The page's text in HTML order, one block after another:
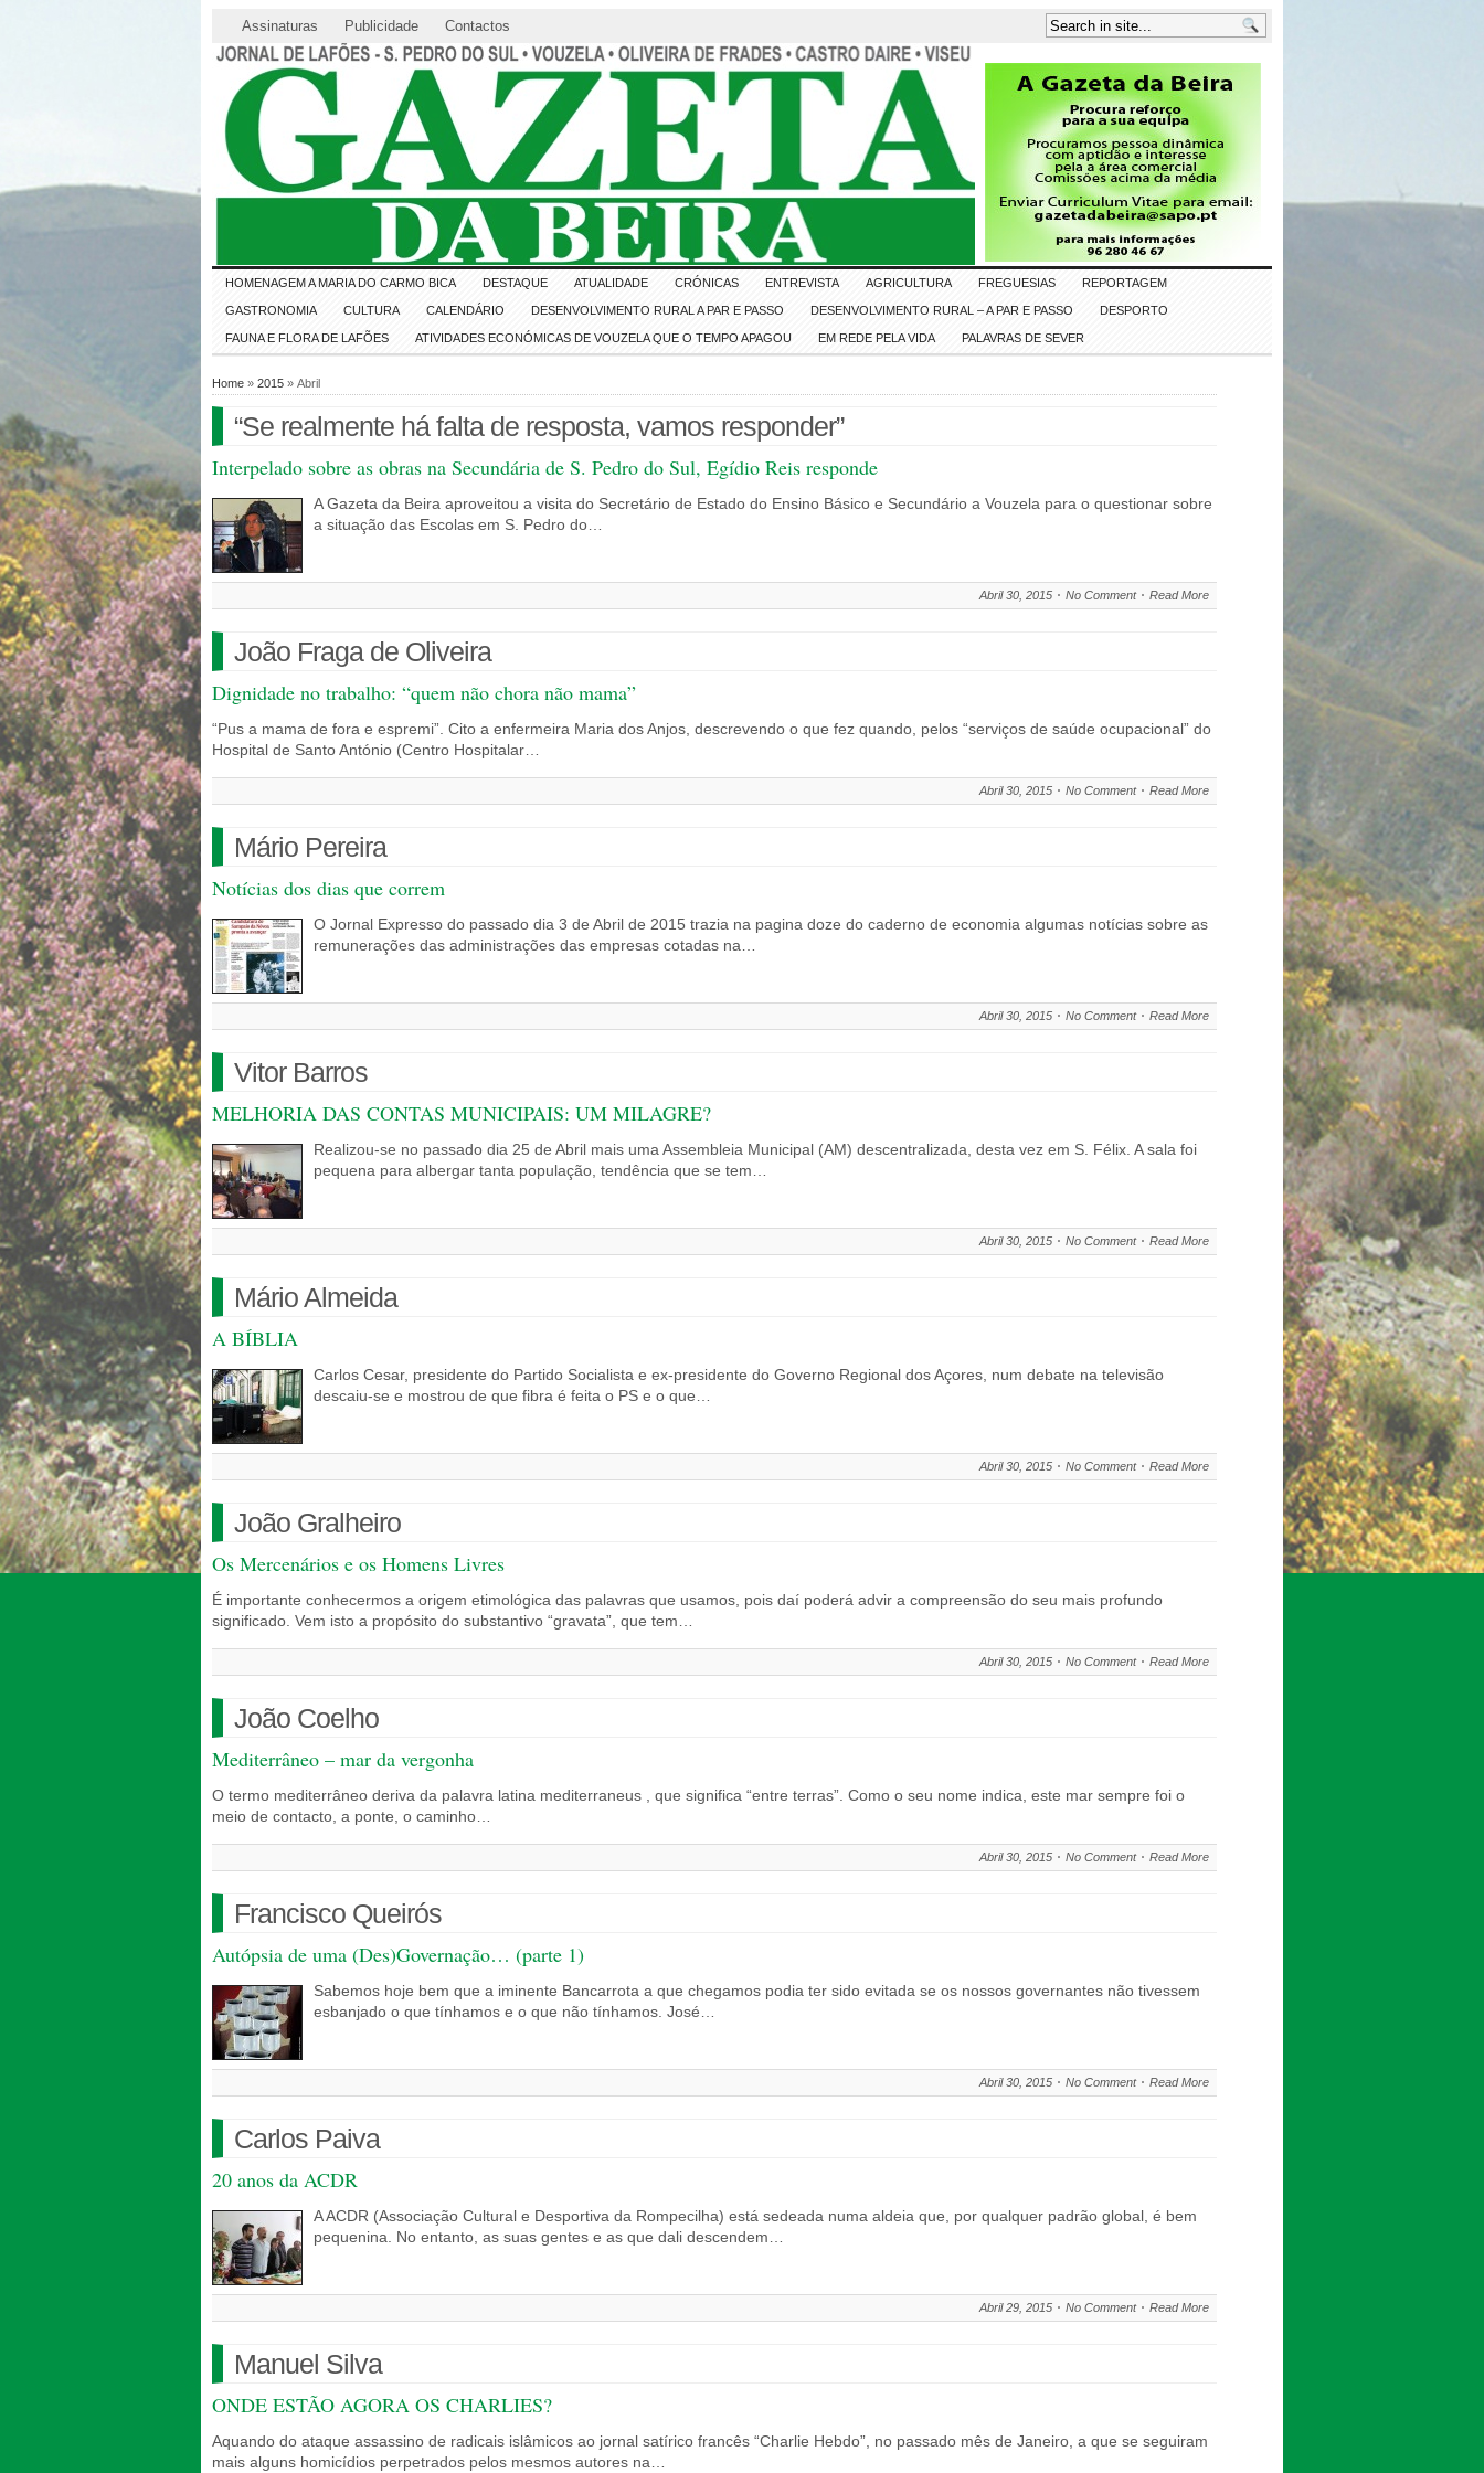
Assinaturas Publicidade Contactos
HOMENAGEM A MARIA DO CARMO BICA DESTAQUE ATUALIDADE CRÓNICAS ENTREVISTA AGRICULTURA FREGUESIAS REPORTAGEM
GASTRONOMIA CULTURA CALENDÁRIO DESENVOLVIMENTO RURAL A PAR E PASSO DESENVOLVIMENTO RURAL – A PAR E PASSO DESPORTO
FAUNA E FLORA DE LAFÕES ATIVIDADES ECONÓMICAS DE VOUZELA QUE O TEMPO APAGOU EM REDE PELA VIDA PALAVRAS DE SEVER
Home » 2015 » Abril
“Se realmente há falta de resposta, vamos responder”
Interpelado sobre as obras na Secundária de S. Pedro do Sul, Egídio Reis responde
A Gazeta da Beira aproveitou a visita do Secretário de Estado do Ensino Básico e Secundário a Vouzela para o questionar sobre
a situação das Escolas em S. Pedro do…
Abril 30, 2015 No Comment Read More
João Fraga de Oliveira
Dignidade no trabalho: “quem não chora não mama”
“Pus a mama de fora e espremi”. Cito a enfermeira Maria dos Anjos, descrevendo o que fez quando, pelos “serviços de saúde ocupacional” do
Hospital de Santo António (Centro Hospitalar…
Abril 30, 2015 No Comment Read More
Mário Pereira
Notícias dos dias que correm
O Jornal Expresso do passado dia 3 de Abril de 2015 trazia na pagina doze do caderno de economia algumas notícias sobre as
remunerações das administrações das empresas cotadas na…
Abril 30, 2015 No Comment Read More
Vitor Barros
MELHORIA DAS CONTAS MUNICIPAIS: UM MILAGRE?
Realizou-se no passado dia 25 de Abril mais uma Assembleia Municipal (AM) descentralizada, desta vez em S. Félix. A sala foi
pequena para albergar tanta população, tendência que se tem…
Abril 30, 2015 No Comment Read More
Mário Almeida
A BÍBLIA
Carlos Cesar, presidente do Partido Socialista e ex-presidente do Governo Regional dos Açores, num debate na televisão
descaiu-se e mostrou de que fibra é feita o PS e o que…
Abril 30, 2015 No Comment Read More
João Gralheiro
Os Mercenários e os Homens Livres
É importante conhecermos a origem etimológica das palavras que usamos, pois daí poderá advir a compreensão do seu mais profundo
significado. Vem isto a propósito do substantivo “gravata”, que tem…
Abril 30, 2015 No Comment Read More
João Coelho
Mediterrâneo – mar da vergonha
O termo mediterrâneo deriva da palavra latina mediterraneus , que significa “entre terras”. Como o seu nome indica, este mar sempre foi o
meio de contacto, a ponte, o caminho…
Abril 30, 2015 No Comment Read More
Francisco Queirós
Autópsia de uma (Des)Governação… (parte 1)
Sabemos hoje bem que a iminente Bancarrota a que chegamos podia ter sido evitada se os nossos governantes não tivessem
esbanjado o que tínhamos e o que não tínhamos. José…
Abril 30, 2015 No Comment Read More
Carlos Paiva
20 anos da ACDR
A ACDR (Associação Cultural e Desportiva da Rompecilha) está sedeada numa aldeia que, por qualquer padrão global, é bem
pequenina. No entanto, as suas gentes e as que dali descendem…
Abril 29, 2015 No Comment Read More
Manuel Silva
ONDE ESTÃO AGORA OS CHARLIES?
Aquando do ataque assassino de radicais islâmicos ao jornal satírico francês “Charlie Hebdo”, no passado mês de Janeiro, a que se seguiram
mais alguns homicídios perpetrados pelos mesmos autores na…